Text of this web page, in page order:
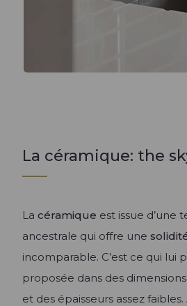
La céramique: the
La céramique est issue d’une
ancestrale qui offre une
incomparable. C’est ce qui lui
proposée dans des
et des épaisseurs assez